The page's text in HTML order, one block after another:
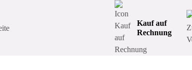
Kauf auf
Rechnung